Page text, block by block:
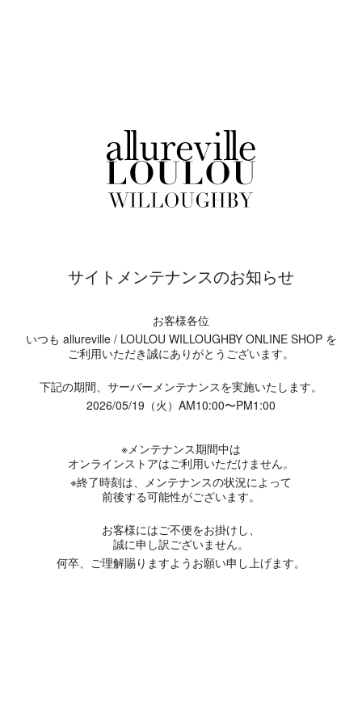
サイトメンテナンスのお知らせ
お客様各位
いつも allureville / LOULOU WILLOUGHBY ONLINE SHOP を
ご利用いただき誠にありがとうございます。
下記の期間、サーバーメンテナンスを実施いたします。
2026/05/19（火）AM10:00〜PM1:00
※メンテナンス期間中は
オンラインストアはご利用いただけません。
※終了時刻は、メンテナンスの状況によって
前後する可能性がございます。
お客様にはご不便をお掛けし、
誠に申し訳ございません。
何卒、ご理解賜りますようお願い申し上げます。